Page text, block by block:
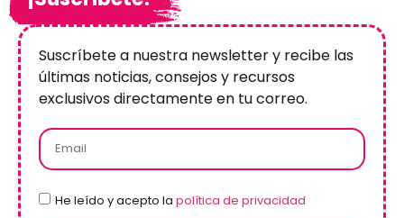
Suscríbete a nuestra newsletter y recibe las
últimas noticias, consejos y recursos
exclusivos directamente en tu correo.
He leído y acepto la política de privacidad